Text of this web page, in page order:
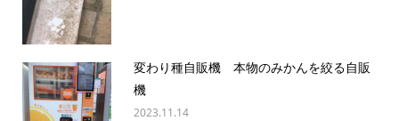
変わり種自販機 本物のみかんを絞る自販
機
2023.11.14